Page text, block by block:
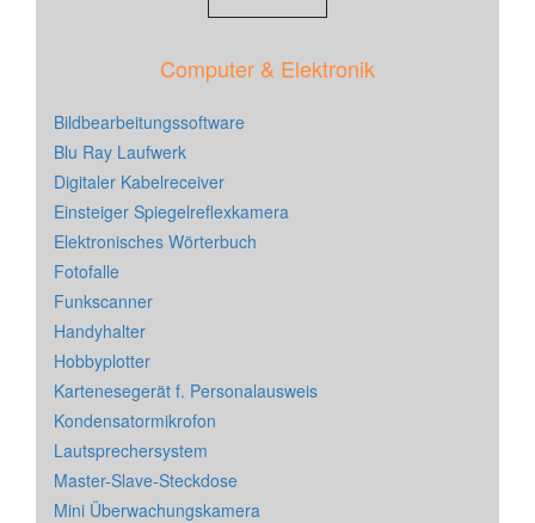
Computer & Elektronik
Bildbearbeitungssoftware
Blu Ray Laufwerk
Digitaler Kabelreceiver
Einsteiger Spiegelreflexkamera
Elektronisches Wörterbuch
Fotofalle
Funkscanner
Handyhalter
Hobbyplotter
Kartenesegerät f. Personalausweis
Kondensatormikrofon
Lautsprechersystem
Master-Slave-Steckdose
Mini Überwachungskamera